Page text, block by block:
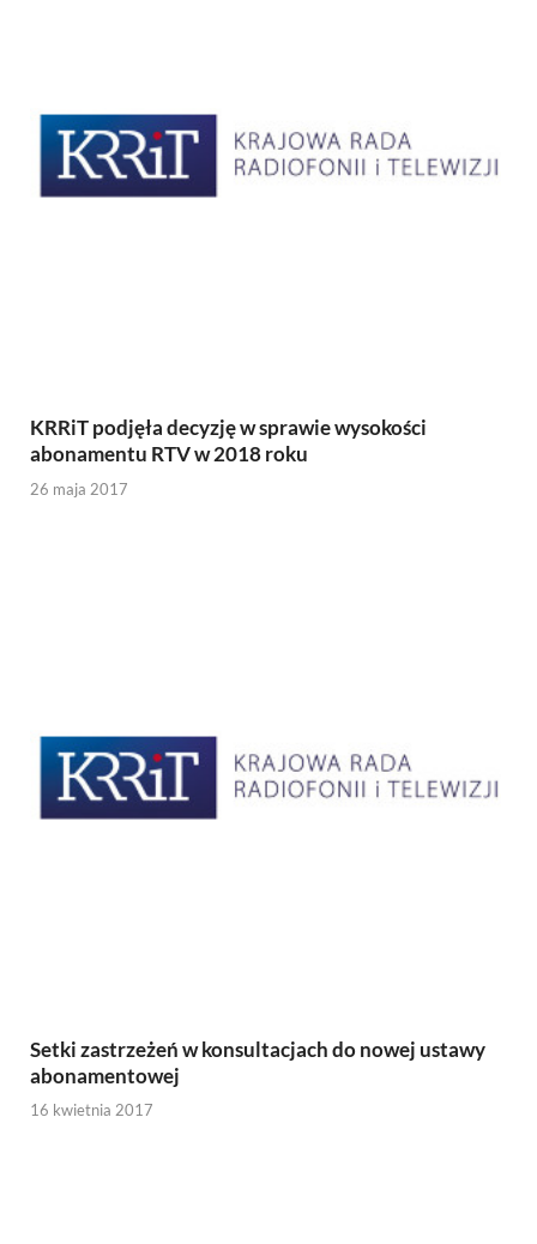
KRRiT podjęła decyzję w sprawie wysokości
abonamentu RTV w 2018 roku
26 maja 2017
Setki zastrzeżeń w konsultacjach do nowej ustawy
abonamentowej
16 kwietnia 2017